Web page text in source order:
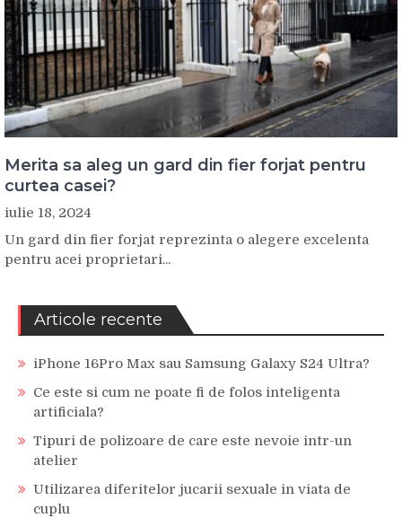
Merita sa aleg un gard din fier forjat pentru
curtea casei?
iulie 18, 2024
Un gard din fier forjat reprezinta o alegere excelenta
pentru acei proprietari...
Articole recente
iPhone 16Pro Max sau Samsung Galaxy S24 Ultra?
Ce este si cum ne poate fi de folos inteligenta
artificiala?
Tipuri de polizoare de care este nevoie intr-un
atelier
Utilizarea diferitelor jucarii sexuale in viata de
cuplu